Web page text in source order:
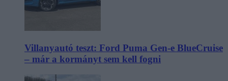
Villanyautó teszt: Ford Puma Gen-e BlueCruise
– már a kormányt sem kell fogni